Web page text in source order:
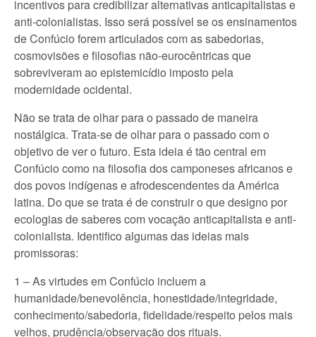
incentivos para credibilizar alternativas anticapitalistas e
anti-colonialistas. Isso será possível se os ensinamentos
de Confúcio forem articulados com as sabedorias,
cosmovisões e filosofias não-eurocêntricas que
sobreviveram ao epistemicídio imposto pela
modernidade ocidental.
Não se trata de olhar para o passado de maneira
nostálgica. Trata-se de olhar para o passado com o
objetivo de ver o futuro. Esta ideia é tão central em
Confúcio como na filosofia dos camponeses africanos e
dos povos indígenas e afrodescendentes da América
latina. Do que se trata é de construir o que designo por
ecologias de saberes com vocação anticapitalista e anti-
colonialista. Identifico algumas das ideias mais
promissoras:
1 – As virtudes em Confúcio incluem a
humanidade/benevolência, honestidade/integridade,
conhecimento/sabedoria, fidelidade/respeito pelos mais
velhos, prudência/observação dos rituais.